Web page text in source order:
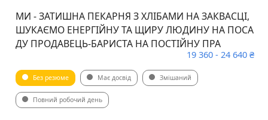
МИ - ЗАТИШНА ПЕКАРНЯ З ХЛІБАМИ НА ЗАКВАСЦІ,
ШУКАЄМО ЕНЕРГІЙНУ ТА ЩИРУ ЛЮДИНУ НА ПОСА
ДУ ПРОДАВЕЦЬ-БАРИСТА НА ПОСТІЙНУ ПРА
19 360 - 24 640 ₴
Без резюме Має досвід Змішаний
Повний робочий день